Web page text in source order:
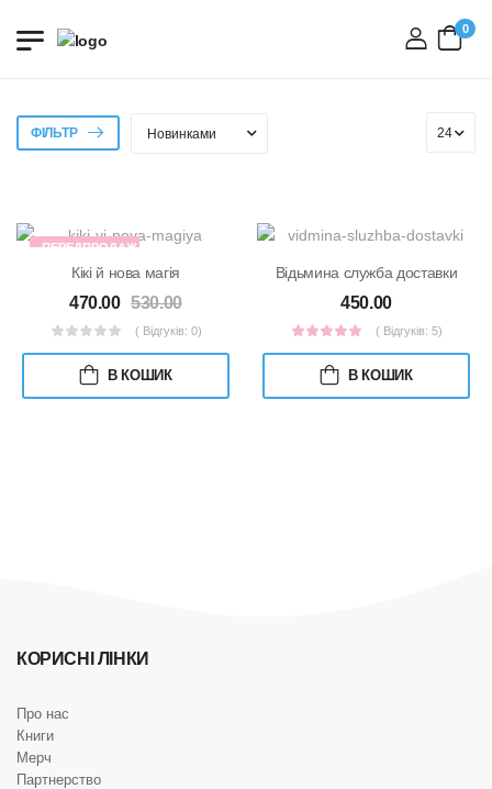
вхід
0
ФІЛЬТР
ПЕРЕДПРОДАЖ
Кікі й нова магія
470.00 530.00
( Відгуків: 0)
В КОШИК
Відьмина служба доставки
450.00
( Відгуків: 5)
В КОШИК
КОРИСНІ ЛІНКИ
Про нас
Книги
Мерч
Партнерство